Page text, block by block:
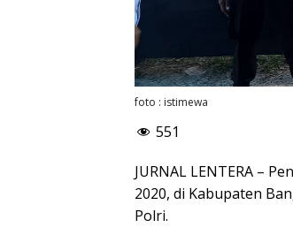
foto : istimewa
551
JURNAL LENTERA –
2020, di Kabupaten
Polri.